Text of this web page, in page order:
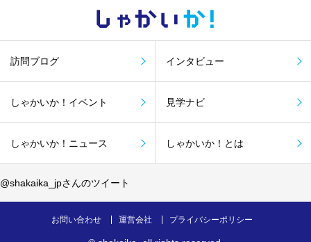
しゃかい か！
訪問ブログ インタビュー
しゃかいか！イベント 見学ナビ
しゃかいか！ニュース しゃかいか！とは
@shakaika_jpさんのツイート
お問い合わせ 運営会社 プライバシーポリシー